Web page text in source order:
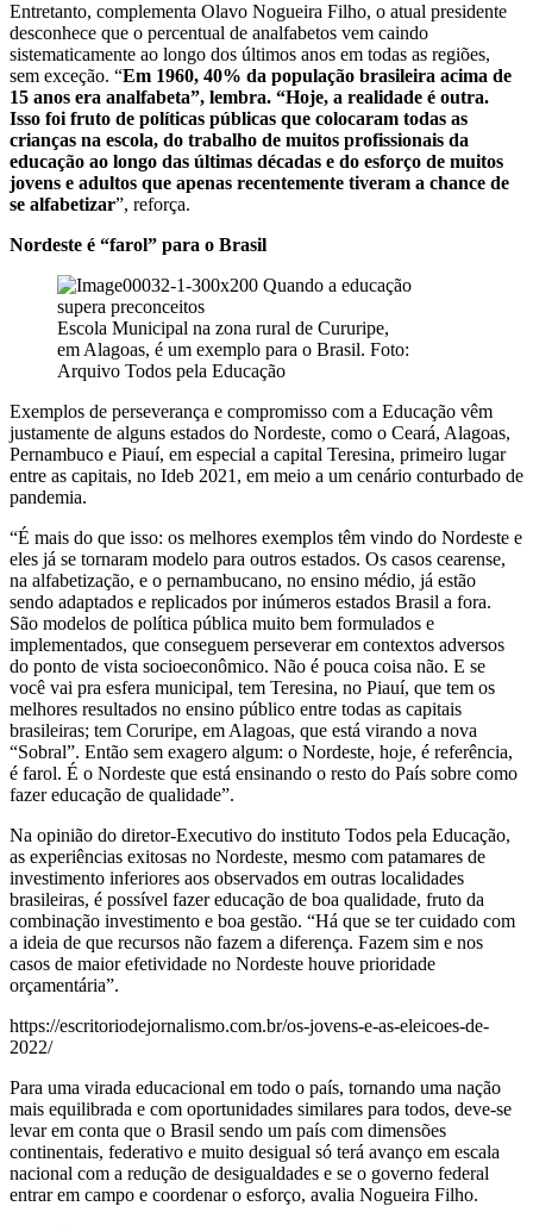
Entretanto, complementa Olavo Nogueira Filho, o atual presidente
desconhece que o percentual de analfabetos vem caindo
sistematicamente ao longo dos últimos anos em todas as regiões,
sem exceção. “Em 1960, 40% da população brasileira acima de
15 anos era analfabeta”, lembra. “Hoje, a realidade é outra.
Isso foi fruto de políticas públicas que colocaram todas as
crianças na escola, do trabalho de muitos profissionais da
educação ao longo das últimas décadas e do esforço de muitos
jovens e adultos que apenas recentemente tiveram a chance de
se alfabetizar”, reforça.
Nordeste é “farol” para o Brasil
Escola Municipal na zona rural de Cururipe,
em Alagoas, é um exemplo para o Brasil. Foto:
Arquivo Todos pela Educação
Exemplos de perseverança e compromisso com a Educação vêm
justamente de alguns estados do Nordeste, como o Ceará, Alagoas,
Pernambuco e Piauí, em especial a capital Teresina, primeiro lugar
entre as capitais, no Ideb 2021, em meio a um cenário conturbado de
pandemia.
“É mais do que isso: os melhores exemplos têm vindo do Nordeste e
eles já se tornaram modelo para outros estados. Os casos cearense,
na alfabetização, e o pernambucano, no ensino médio, já estão
sendo adaptados e replicados por inúmeros estados Brasil a fora.
São modelos de política pública muito bem formulados e
implementados, que conseguem perseverar em contextos adversos
do ponto de vista socioeconômico. Não é pouca coisa não. E se
você vai pra esfera municipal, tem Teresina, no Piauí, que tem os
melhores resultados no ensino público entre todas as capitais
brasileiras; tem Coruripe, em Alagoas, que está virando a nova
“Sobral”. Então sem exagero algum: o Nordeste, hoje, é referência,
é farol. É o Nordeste que está ensinando o resto do País sobre como
fazer educação de qualidade”.
Na opinião do diretor-Executivo do instituto Todos pela Educação,
as experiências exitosas no Nordeste, mesmo com patamares de
investimento inferiores aos observados em outras localidades
brasileiras, é possível fazer educação de boa qualidade, fruto da
combinação investimento e boa gestão. “Há que se ter cuidado com
a ideia de que recursos não fazem a diferença. Fazem sim e nos
casos de maior efetividade no Nordeste houve prioridade
orçamentária”.
https://escritoriodejornalismo.com.br/os-jovens-e-as-eleicoes-de-
2022/
Para uma virada educacional em todo o país, tornando uma nação
mais equilibrada e com oportunidades similares para todos, deve-se
levar em conta que o Brasil sendo um país com dimensões
continentais, federativo e muito desigual só terá avanço em escala
nacional com a redução de desigualdades e se o governo federal
entrar em campo e coordenar o esforço, avalia Nogueira Filho.